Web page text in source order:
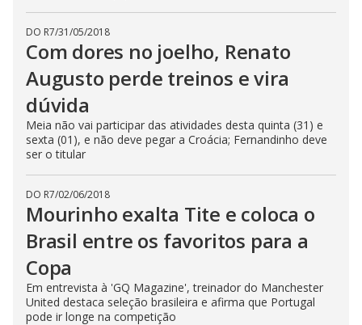
DO R7/31/05/2018
Com dores no joelho, Renato
Augusto perde treinos e vira
dúvida
Meia não vai participar das atividades desta quinta (31) e
sexta (01), e não deve pegar a Croácia; Fernandinho deve
ser o titular
DO R7/02/06/2018
Mourinho exalta Tite e coloca o
Brasil entre os favoritos para a
Copa
Em entrevista à 'GQ Magazine', treinador do Manchester
United destaca seleção brasileira e afirma que Portugal
pode ir longe na competição